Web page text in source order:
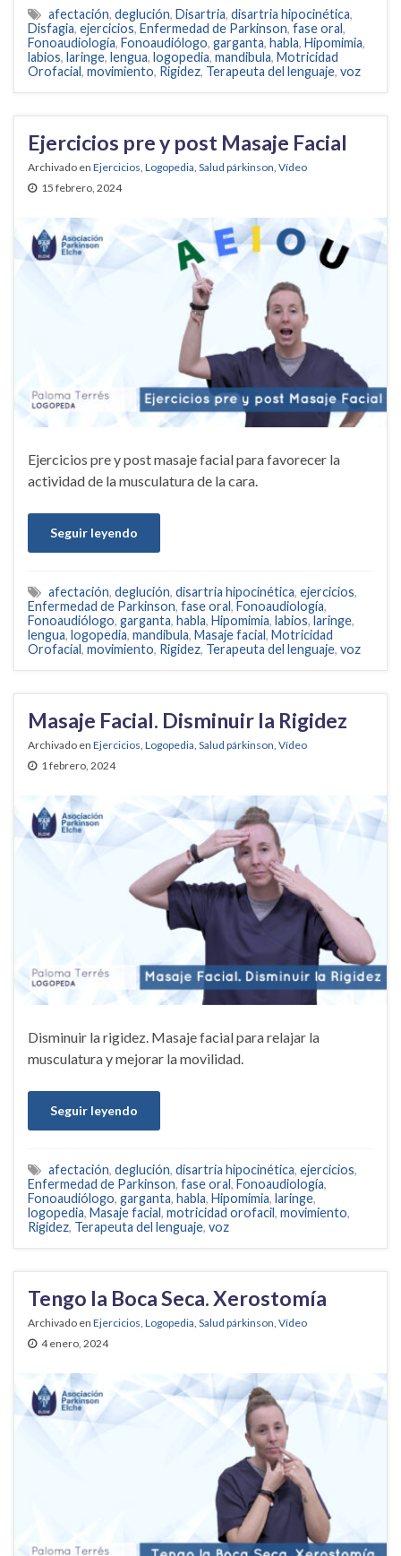
afectación, deglución, Disartria, disartria hipocinética,
Disfagia, ejercicios, Enfermedad de Parkinson, fase oral,
Fonoaudiología, Fonoaudiólogo, garganta, habla, Hipomimia,
labios, laringe, lengua, logopedia, mandibula, Motricidad
Orofacial, movimiento, Rigidez, Terapeuta del lenguaje, voz
Ejercicios pre y post Masaje Facial
Archivado en Ejercicios, Logopedia, Salud párkinson, Vídeo
15 febrero, 2024
Ejercicios pre y post masaje facial para favorecer la
actividad de la musculatura de la cara.
Seguir leyendo
afectación, deglución, disartria hipocinética, ejercicios,
Enfermedad de Parkinson, fase oral, Fonoaudiología,
Fonoaudiólogo, garganta, habla, Hipomimia, labios, laringe,
lengua, logopedia, mandibula, Masaje facial, Motricidad
Orofacial, movimiento, Rigidez, Terapeuta del lenguaje, voz
Masaje Facial. Disminuir la Rigidez
Archivado en Ejercicios, Logopedia, Salud párkinson, Vídeo
1 febrero, 2024
Disminuir la rigidez. Masaje facial para relajar la
musculatura y mejorar la movilidad.
Seguir leyendo
afectación, deglución, disartria hipocinética, ejercicios,
Enfermedad de Parkinson, fase oral, Fonoaudiología,
Fonoaudiólogo, garganta, habla, Hipomimia, laringe,
logopedia, Masaje facial, motricidad orofacil, movimiento,
Rigidez, Terapeuta del lenguaje, voz
Tengo la Boca Seca. Xerostomía
Archivado en Ejercicios, Logopedia, Salud párkinson, Vídeo
4 enero, 2024